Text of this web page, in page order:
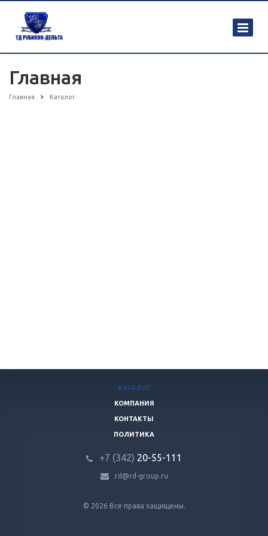
Главная
Главная Каталог
© 2026 Все права защищены.
КАТАЛОГ
КОМПАНИЯ
КОНТАКТЫ
ПОЛИТИКА
+7 (342) 20-55-111
rd@rd-group.ru